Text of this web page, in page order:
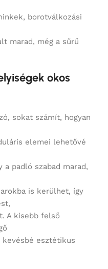
borotválkozási
marad, még a sűrű
okos
sokat számít, hogyan
elemei lehetővé
padló szabad marad,
is kerülhet, így
A kisebb felső
esztétikus